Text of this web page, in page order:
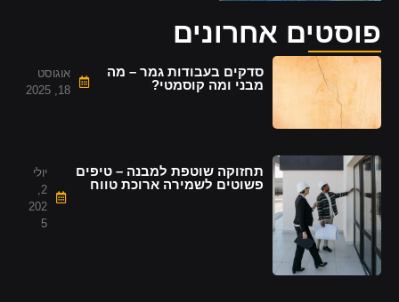
פוסטים אחרונים
סדקים בעבודות גמר – מה
מבני ומה קוסמטי?
אוגוסט
18, 2025
תחזוקה שוטפת למבנה – טיפים
פשוטים לשמירה ארוכת טווח
יולי
202
5